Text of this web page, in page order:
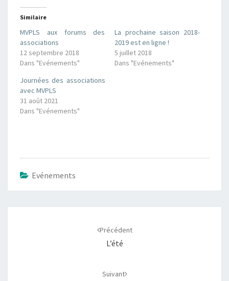
Similaire
MVPLS aux forums des
associations
12 septembre 2018
Dans "Evénements"
La prochaine saison 2018-
2019 est en ligne !
5 juillet 2018
Dans "Evénements"
Journées des associations
avec MVPLS
31 août 2021
Dans "Evénements"
Evénements
Précédent
L’été
Suivant